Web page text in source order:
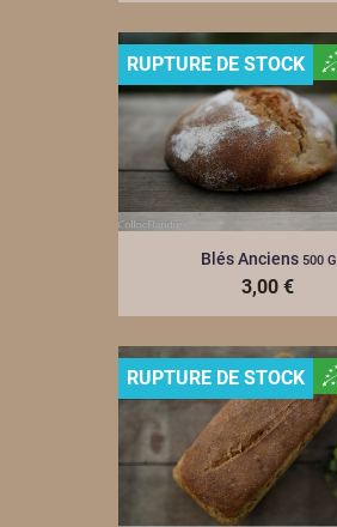
Blés Anciens 500 G
3,00 €
RUPTURE DE STOCK
RUPTURE DE STOCK